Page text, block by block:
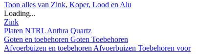
Toon alles van Zink, Koper, Lood en Alu
Loading...
Zink
Platen NTRL Anthra Quartz
Goten en toebehoren Goten Toebehoren
Afvoerbuizen en toebehoren Afvoerbuizen Toebehoren voor